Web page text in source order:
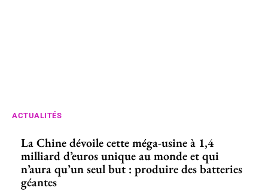
ACTUALITÉS
La Chine dévoile cette méga-usine à 1,4
milliard d’euros unique au monde et qui
n’aura qu’un seul but : produire des batteries
géantes